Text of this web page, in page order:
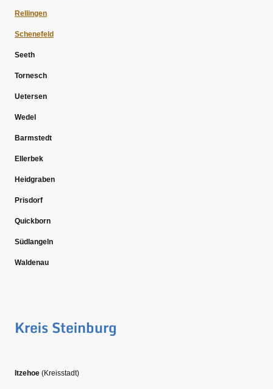
Rellingen
Schenefeld
Seeth
Tornesch
Uetersen
Wedel
Barmstedt
Ellerbek
Heidgraben
Prisdorf
Quickborn
Südlangeln
Waldenau
Kreis Steinburg
Itzehoe (Kreisstadt)